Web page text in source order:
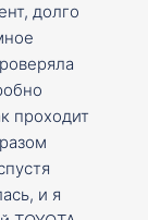
долго
проходит
и я